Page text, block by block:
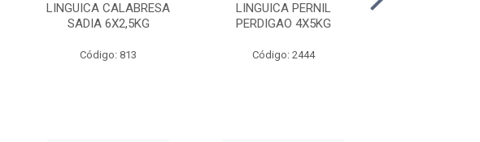
LINGUICA CALABRESA
SADIA 6X2,5KG
Código: 813
LINGUICA PERNIL
PERDIGAO 4X5KG
Código: 2444